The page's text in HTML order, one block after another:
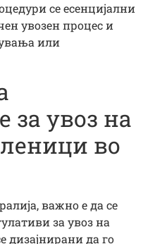
се есенцијални
увозен процес и
или
за увоз на
во
важно е да се
за увоз на
да го